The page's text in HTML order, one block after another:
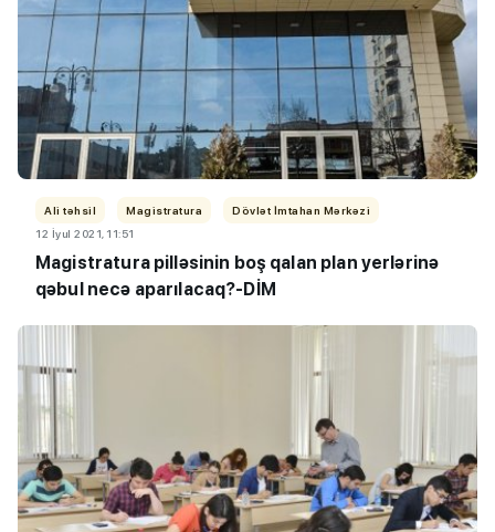
Ali təhsil Magistratura
Dövlət İmtahan Mərkəzi
12 İyul 2021, 11:51
Magistratura pilləsinin boş qalan plan yerlərinə
qəbul necə aparılacaq?-DİM